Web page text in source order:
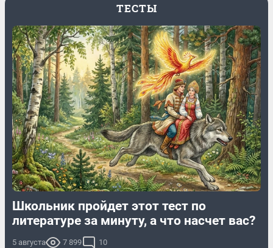
ТЕСТЫ
Школьник пройдет этот тест по
литературе за минуту, а что насчет вас?
5 августа 7 899 10